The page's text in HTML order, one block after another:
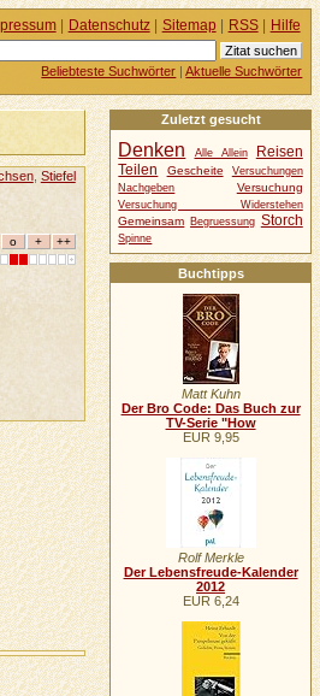
, Stiefel
Zuletzt gesucht
Denken Alle Allein
Reisen
Teilen
Gescheite
Versuchungen
Nachgeben
Versuchung
Versuchung Widerstehen
Gemeinsam Begruessung Storch
Spinne
Buchtipps
Matt Kuhn
Der Bro Code: Das Buch zur
TV-Serie "How
EUR 9,95
Rolf Merkle
Der Lebensfreude-Kalender
2012
EUR 6,24
| Datenschutz| Sitemap| RSS| Hilfe
Beliebteste Suchwörter |Aktuelle Suchwörter